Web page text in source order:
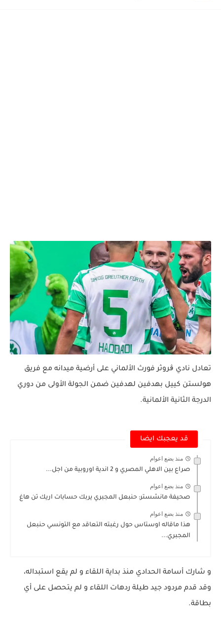
تعادل نادي ڨروثر فورث الألماني على أرضية ميدانه مع فريق
هولستن كييل بهدفين لهدفين ضمن الجولة الأولى من دوري
الدرجة الثانية الألمانية.
قد يعجبك ايضا
منذ بضع اعوام
صراع بين الاهلي المصري و 2 اندية اوروبية من اجل...
منذ بضع اعوام
صحيفة مانشستر: حنبعل المجبري يربك حسابات اريك تن هاغ
منذ بضع اعوام
هذا ماقاله اوستاس حول رغبته التعاقد مع التونسي حنبعل
المجبري...
و شارك أسامة الحدادي منذ بداية اللقاء و لم يقع استبداله،
وقد قدم مردود جيد طيلة ردهات اللقاء و لم يتحصل على أي
بطاقة.